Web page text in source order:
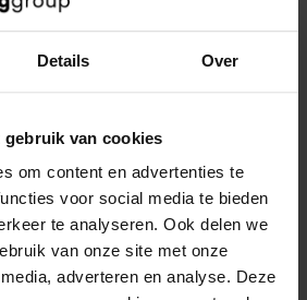
Details Over
gebruik van cookies
om content en advertenties te
voor social media te bieden
te analyseren. Ook delen we
van onze site met onze
adverteren en analyse. Deze
- 227 0736
over deze